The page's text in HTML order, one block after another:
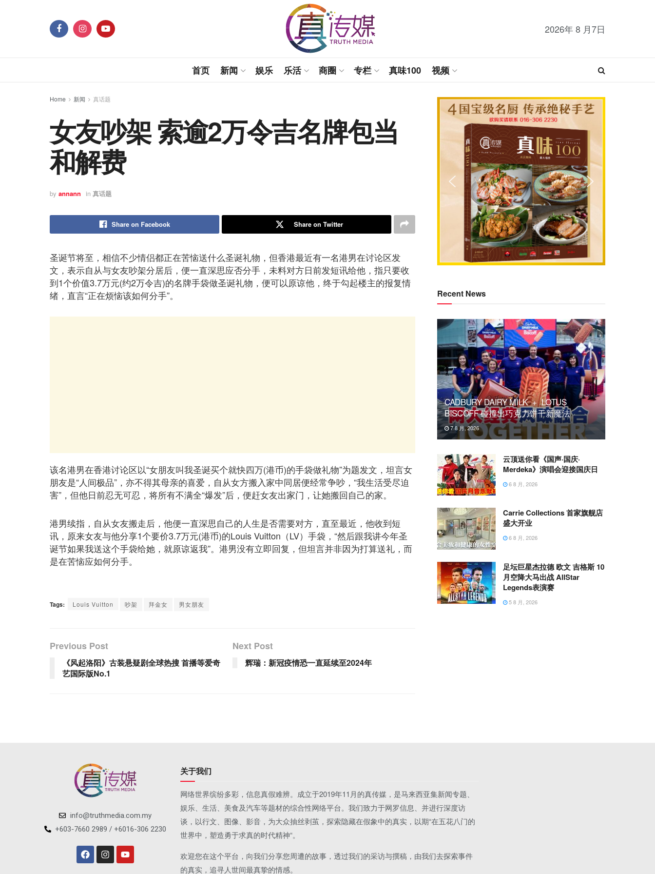
2026年 8 月7日
首页 新闻 娱乐 乐活 商圈 专栏 真味100 视频
Home 新闻 真话题
女友吵架 索逾2万令吉名牌包当
和解费
by annann in 真话题
Share on Facebook Share on Twitter
圣诞节将至，相信不少情侣都正在苦恼送什么圣诞礼物，但香港最近有一名港男在讨论区发
文，表示自从与女友吵架分居后，便一直深思应否分手，未料对方日前发短讯给他，指只要收
到1个价值3.7万元(约2万令吉)的名牌手袋做圣诞礼物，便可以原谅他，终于勾起楼主的报复情
绪，直言“正在烦恼该如何分手”。
该名港男在香港讨论区以“女朋友叫我圣诞买个就快四万(港币)的手袋做礼物”为题发文，坦言女
朋友是“人间极品”，亦不得其母亲的喜爱，自从女方搬入家中同居便经常争吵，“我生活受尽迫
害”，但他日前忍无可忍，将所有不满全“爆发”后，便赶女友出家门，让她搬回自己的家。
港男续指，自从女友搬走后，他便一直深思自己的人生是否需要对方，直至最近，他收到短
讯，原来女友与他分享1个要价3.7万元(港币)的Louis Vuitton（LV）手袋，“然后跟我讲今年圣
诞节如果我送这个手袋给她，就原谅返我”。港男没有立即回复，但坦言并非因为打算送礼，而
是在苦恼应如何分手。
Tags: Louis Vuitton 吵架 拜金女 男女朋友
Previous Post
《风起洛阳》古装悬疑剧全球热搜 首播等爱奇
艺国际版No.1
Next Post
辉瑞：新冠疫情恐一直延续至2024年
Recent News
CADBURY DAIRY MILK + LOTUS
BISCOFF 碰撞出巧克力饼干新魔法
7 8 月, 2026
云顶送你看《国声·国庆·
Merdeka》演唱会迎接国庆日
6 8 月, 2026
Carrie Collections 首家旗舰店
盛大开业
6 8 月, 2026
足坛巨星杰拉德 欧文 吉格斯 10
月空降大马出战 AllStar
Legends表演赛
5 8 月, 2026
info@truthmedia.com.my
+603-7660 2989 / +6016-306 2230
关于我们
网络世界缤纷多彩，信息真假难辨。成立于2019年11月的真传媒，是马来西亚集新闻专题、
娱乐、生活、美食及汽车等题材的综合性网络平台。我们致力于网罗信息、并进行深度访
谈，以行文、图像、影音，为大众抽丝剥茧，探索隐藏在假象中的真实，以期“在五花八门的
世界中，塑造勇于求真的时代精神“。
欢迎您在这个平台，向我们分享您周遭的故事，透过我们的采访与撰稿，由我们去探索事件
的真实，追寻人世间最真挚的情感。